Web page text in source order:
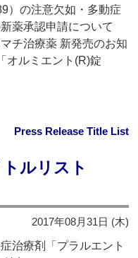
）の注意欠如・多動症
薬承認申請について
チ治療薬 新発売のお知
ルミエント(R)錠
Press Release Title List
トルリスト
2017年08月31日 (木)
治療剤「プラルエント